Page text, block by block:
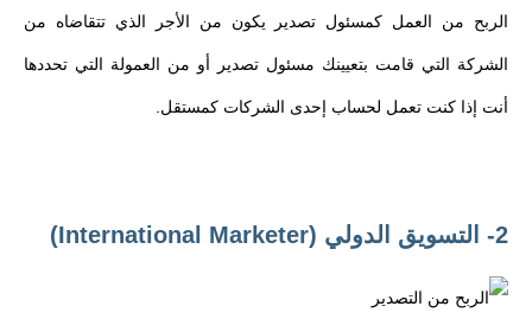
الربح من العمل كمسئول تصدير يكون من الأجر الذي تتقاضاه من
الشركة التي قامت بتعيينك مسئول تصدير أو من العمولة التي تحددها
أنت إذا كنت تعمل لحساب إحدى الشركات كمستقل.
2- التسويق الدولي (International Marketer)